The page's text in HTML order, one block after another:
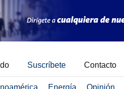
Suscríbete Contacto
Energía Opinión